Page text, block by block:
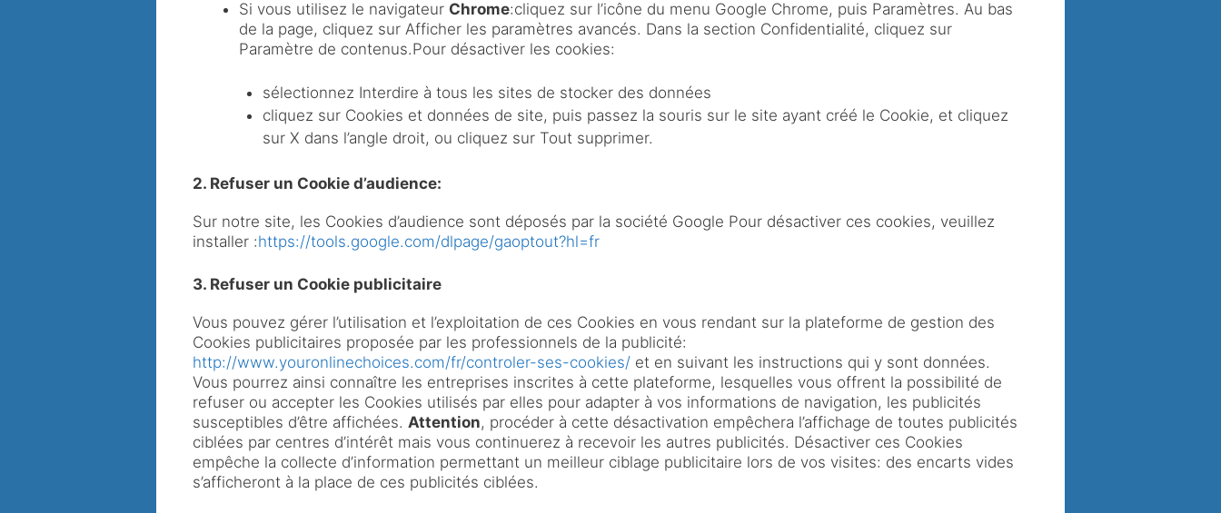
Si vous utilisez le navigateur Chrome:cliquez sur l’icône du menu Google Chrome, puis Paramètres. Au bas
de la page, cliquez sur Afficher les paramètres avancés. Dans la section Confidentialité, cliquez sur
Paramètre de contenus.Pour désactiver les cookies:
sélectionnez Interdire à tous les sites de stocker des données
cliquez sur Cookies et données de site, puis passez la souris sur le site ayant créé le Cookie, et cliquez
sur X dans l’angle droit, ou cliquez sur Tout supprimer.
2. Refuser un Cookie d’audience:
Sur notre site, les Cookies d’audience sont déposés par la société Google Pour désactiver ces cookies, veuillez
installer :https://tools.google.com/dlpage/gaoptout?hl=fr
3. Refuser un Cookie publicitaire
Vous pouvez gérer l’utilisation et l’exploitation de ces Cookies en vous rendant sur la plateforme de gestion des
Cookies publicitaires proposée par les professionnels de la publicité:
http://www.youronlinechoices.com/fr/controler-ses-cookies/ et en suivant les instructions qui y sont données.
Vous pourrez ainsi connaître les entreprises inscrites à cette plateforme, lesquelles vous offrent la possibilité de
refuser ou accepter les Cookies utilisés par elles pour adapter à vos informations de navigation, les publicités
susceptibles d’être affichées. Attention, procéder à cette désactivation empêchera l’affichage de toutes publicités
ciblées par centres d’intérêt mais vous continuerez à recevoir les autres publicités. Désactiver ces Cookies
empêche la collecte d’information permettant un meilleur ciblage publicitaire lors de vos visites: des encarts vides
s’afficheront à la place de ces publicités ciblées.